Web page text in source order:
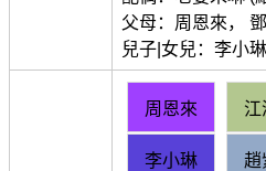
父母：周恩來，
兒子|女兒：李小
周恩來 江
李小琳 趙